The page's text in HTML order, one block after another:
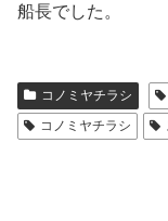
船長でした。
コノミヤチラシ
コノミヤチラシ